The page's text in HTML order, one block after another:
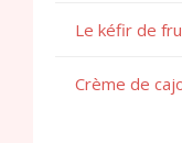
Le kéfir de
Crème de